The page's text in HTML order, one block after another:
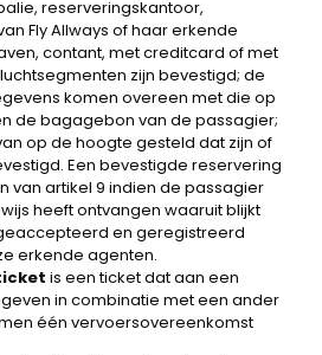
reserveringskantoor,
Fly Allways of haar erkende
contant, met creditcard of met
zijn bevestigd; de
komen overeen met die op
de bagagebon van de passagier;
op de hoogte gesteld dat zijn of
Een bevestigde reservering
van artikel 9 indien de passagier
heeft ontvangen waaruit blijkt
en geregistreerd
erkende agenten.
is een ticket dat aan een
in combinatie met een ander
één vervoersovereenkomst